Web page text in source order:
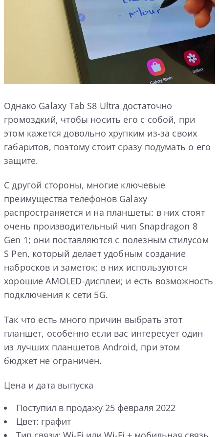
Однако Galaxy Tab S8 Ultra достаточно
громоздкий, чтобы носить его с собой, при
этом кажется довольно хрупким из-за своих
габаритов, поэтому стоит сразу подумать о его
защите.
С другой стороны, многие ключевые
преимущества телефонов Galaxy
распространяется и на планшеты: в них стоят
очень производительный чип Snapdragon 8
Gen 1; они поставляются с полезным стилусом
S Pen, который делает удобным создание
набросков и заметок; в них используются
хорошие AMOLED-дисплеи; и есть возможность
подключения к сети 5G.
Так что есть много причин выбрать этот
планшет, особенно если вас интересует один
из лучших планшетов Android, при этом
бюджет не ограничен.
Цена и дата выпуска
Поступил в продажу 25 февраля 2022
Цвет: графит